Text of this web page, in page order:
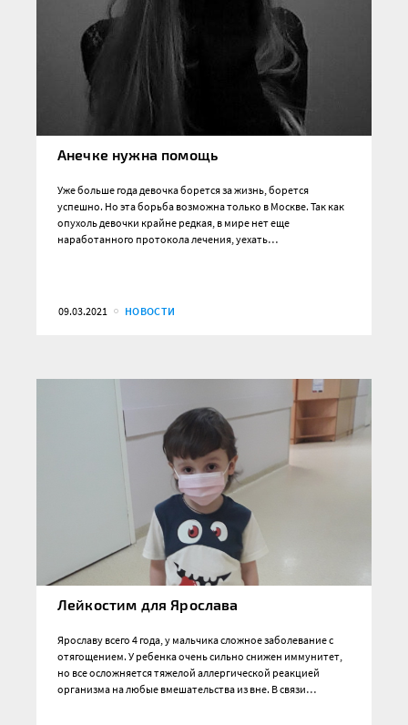
Анечке нужна помощь
Уже больше года девочка борется за жизнь, борется
успешно. Но эта борьба возможна только в Москве. Так как
опухоль девочки крайне редкая, в мире нет еще
наработанного протокола лечения, уехать…
09.03.2021 НОВОСТИ
Лейкостим для Ярослава
Ярославу всего 4 года, у мальчика сложное заболевание с
отягощением. У ребенка очень сильно снижен иммунитет,
но все осложняется тяжелой аллергической реакцией
организма на любые вмешательства из вне. В связи…